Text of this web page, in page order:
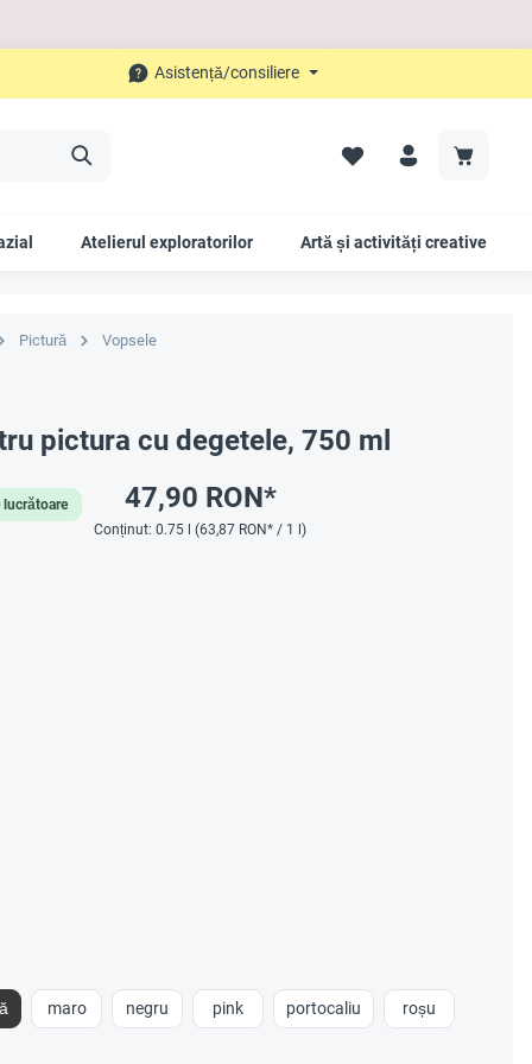
Asistență/consiliere
Atelierul exploratorilor Artă și activități creative
Pictură Vopsele
pictura cu degetele, 750 ml
lucrătoare 47,90 RON*
Conținut: 0.75 l (63,87 RON* / 1 l)
maro negru pink portocaliu roșu